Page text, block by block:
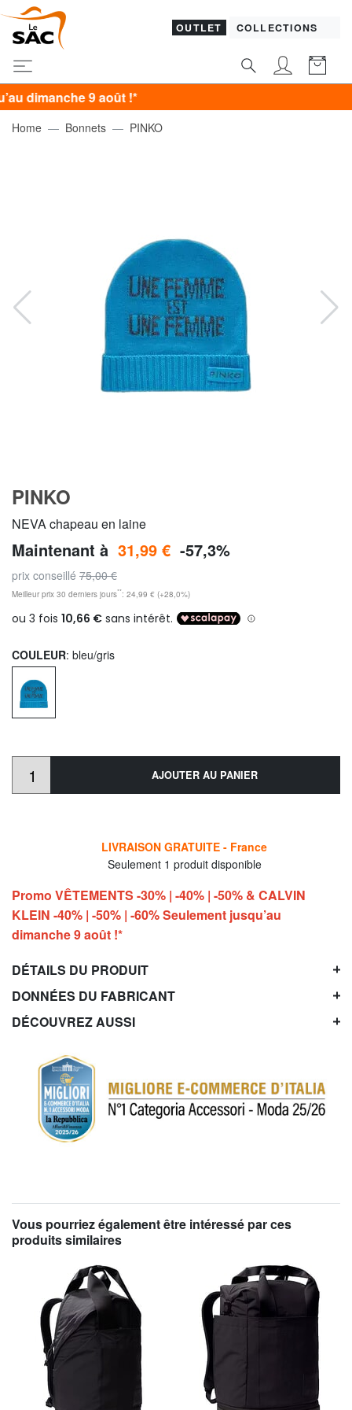
OUTLET COLLECTIONS
9 août !*
Home Bonnets PINKO
PINKO
NEVA chapeau en laine
Maintenant à 31,99 € -57,3%
prix conseillé 75,00 €
Meilleur prix 30 derniers jours**: 24,99 € (+28,0%)
COULEUR: bleu/gris
AJOUTER AU PANIER
LIVRAISON GRATUITE - France
Seulement 1 produit disponible
Promo VÊTEMENTS -30% | -40% | -50% & CALVIN
KLEIN -40% | -50% | -60% Seulement jusqu’au
dimanche 9 août !*
DÉTAILS DU PRODUIT
DONNÉES DU FABRICANT
DÉCOUVREZ AUSSI
Vous pourriez également être intéressé par ces
produits similaires